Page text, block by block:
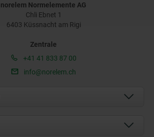
norelem Normelemente AG
Chli Ebnet 1
6403 Küssnacht am Rigi
Zentrale
+41 41 833 87 00
info@norelem.ch